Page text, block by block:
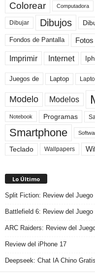
Colorear Computadora
Dibujar Dibujos
Fondos de Pantalla Fotos
Imprimir Internet
Juegos de Laptop
Modelo Modelos
Notebook Programas
Smartphone
Teclado Wallpapers
Lo Último
Split Fiction: Review del Juego
Battlefield 6: Review del Juego
ARC Raiders: Review del
Review del iPhone 17
Deepseek: Chat IA Chino Gratis